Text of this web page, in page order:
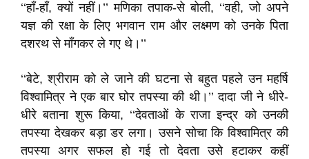
‘‘हाँ-हाँ, क्यों नहीं।’’ मणिका तपाक-से बोली, ‘‘वही, जो अपने
यज्ञ की रक्षा के लिए भगवान राम और लक्ष्मण को उनके पिता
दशरथ से माँगकर ले गए थे।’’
‘‘बेटे, श्रीराम को ले जाने की घटना से बहुत पहले उन महर्षि
विश्वामित्र ने एक बार घोर तपस्या की थी।’’ दादा जी ने धीरे-
धीरे बताना शुरू किया, ‘‘देवताओं के राजा इन्द्र को उनकी
तपस्या देखकर बड़ा डर लगा। उसने सोचा कि विश्वामित्र की
तपस्या अगर सफल हो गई तो देवता उसे हटाकर कहीं